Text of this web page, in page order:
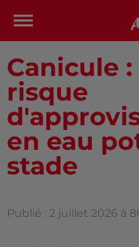
Canicule
risque
en eau
stade
Publié : 2 juillet 2026 à